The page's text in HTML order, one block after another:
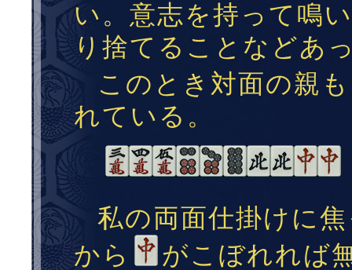
い。意志を持って鳴
り捨てることなどあ
このとき対面の親
れている。
私の両面仕掛けに
から
がこぼれれば